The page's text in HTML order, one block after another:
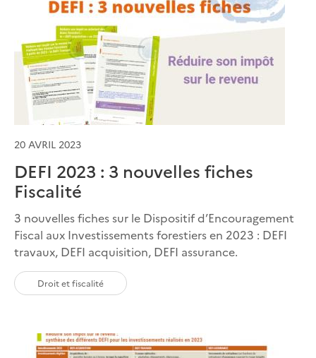
20 AVRIL 2023
DEFI 2023 : 3 nouvelles fiches
Fiscalité
3 nouvelles fiches sur le Dispositif d’Encouragement
Fiscal aux Investissements forestiers en 2023 : DEFI
travaux, DEFI acquisition, DEFI assurance.
Droit et fiscalité